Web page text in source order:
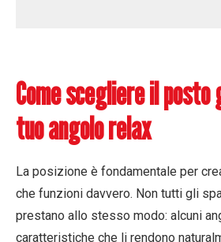
Come scegliere il
tuo angolo relax
La posizione è fondamentale per
che funzioni davvero. Non tutti gli
prestano allo stesso modo: alcuni
caratteristiche che li rendono